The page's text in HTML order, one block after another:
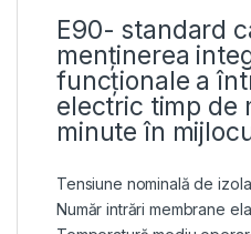
E90- standard
menținerea
funcționale a
electric timp de
minute în
Tensiune nominală de
Număr intrări membrane